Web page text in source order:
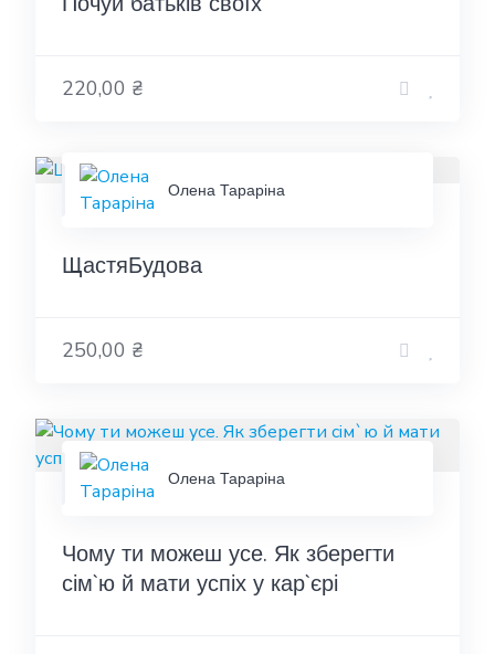
220,00 ₴
Олена Тараріна
ЩастяБудова
250,00 ₴
Олена Тараріна
Чому ти можеш усе. Як зберегти
сім`ю й мати успіх у кар`єрі